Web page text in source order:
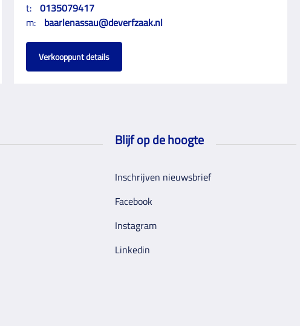
t: 0135079417
m:
baarlenassau@deverfzaak.nl
Verkooppunt details
Blijf op de hoogte
Inschrijven nieuwsbrief
Facebook
Instagram
Linkedin